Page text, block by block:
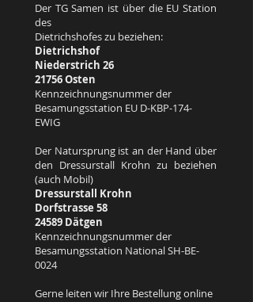
Der TG Samen ist über die EU Station
des
Dietrichshofes zu beziehen:
Dietrichshof
Niederstrich 26
21756 Osten
Kennzeichnungsnummer der
Besamungsstation EU D-KBP-174-
EWIG
Der Natursprung ist an der Hand über
den Dressurstall Krohn zu beziehen
(auch Mobil)
Dressurstall Krohn
Dorfstrasse 58
24589 Dätgen
Kennzeichnungsnummer der
Besamungsstation National SH-BE-
0024
Gerne leiten wir Ihre Bestellung online